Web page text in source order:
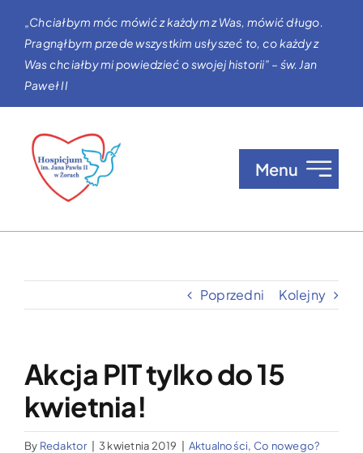
zawartości
„Chciałbym móc mówić z każdym z Was, mówić długo.
Pragnąłbym przede wszystkim usłyszeć to, co każdy z
Was chciałby mi powiedzieć o swojej historii” – św. Jan
Paweł II
Menu
Wypożyczalnia sprzętu medycznego
Aktualności
Poprzedni Kolejny
Akcja PIT tylko do 15
kwietnia!
By Redaktor 3 kwietnia 2019 Aktualności, Co nowego?